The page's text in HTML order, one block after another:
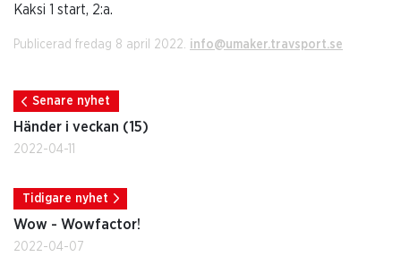
Kaksi 1 start, 2:a.
Publicerad fredag 8 april 2022. info@umaker.travsport.se
Senare nyhet
Händer i veckan (15)
2022-04-11
Tidigare nyhet
Wow - Wowfactor!
2022-04-07